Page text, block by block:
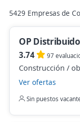
5429 Empresas de
OP
3.74 97
Construcción /
Ver ofertas
Sin puestos